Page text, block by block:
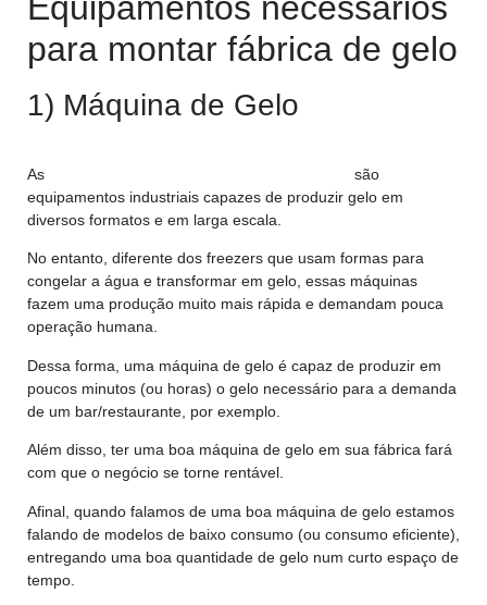
para montar fábrica de gelo
1) Máquina de Gelo
As
são
equipamentos industriais capazes de produzir gelo em
diversos formatos e em larga escala.
No entanto, diferente dos freezers que usam formas para
congelar a água e transformar em gelo, essas máquinas
fazem uma produção muito mais rápida e demandam pouca
operação humana.
Dessa forma, uma máquina de gelo é capaz de produzir em
poucos minutos (ou horas) o gelo necessário para a demanda
de um bar/restaurante, por exemplo.
Além disso, ter uma boa máquina de gelo em sua fábrica fará
com que o negócio se torne rentável.
Afinal, quando falamos de uma boa máquina de gelo estamos
falando de modelos de baixo consumo (ou consumo eficiente),
entregando uma boa quantidade de gelo num curto espaço de
tempo.